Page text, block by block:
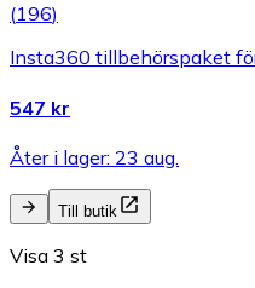
(196)
Insta360 tillbehörspaket
547 kr
Åter i lager: 23 aug.
Till butik
Visa 3 st